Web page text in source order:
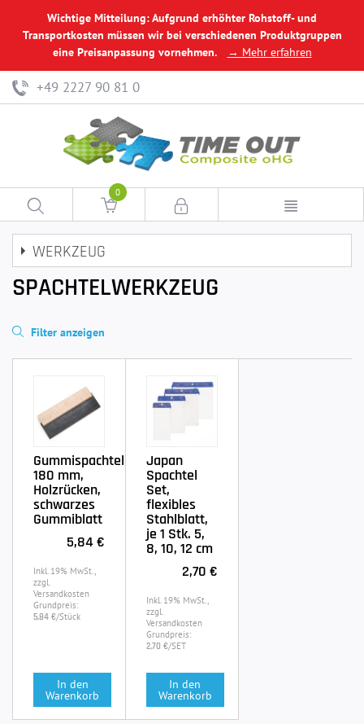
Wichtige Mitteilung: Aufgrund erhöhter Rohstoff- und
Transportkosten müssen wir bei verschiedenen Produktgruppen
eine Preisanpassung vornehmen.
→ Mehr erfahren
+49 2227 90 81 0
0
WERKZEUG
SPACHTELWERKZEUG
Filter anzeigen
Gummispachtel
180 mm,
Holzrücken,
schwarzes
Gummiblatt
5,84 €
Inkl. 19% MwSt.,
zzgl.
Versandkosten
Grundpreis:
5,84 €/Stück
In den
Warenkorb
Japan
Spachtel
Set,
flexibles
Stahlblatt,
je 1 Stk. 5,
8, 10, 12 cm
2,70 €
Inkl. 19% MwSt.,
zzgl.
Versandkosten
Grundpreis:
2,70 €/SET
In den
Warenkorb